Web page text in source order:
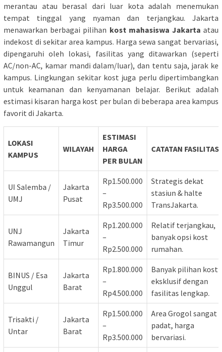
merantau atau berasal dari luar kota adalah menemukan
tempat tinggal yang nyaman dan terjangkau. Jakarta
menawarkan berbagai pilihan kost mahasiswa Jakarta atau
indekost di sekitar area kampus. Harga sewa sangat bervariasi,
dipengaruhi oleh lokasi, fasilitas yang ditawarkan (seperti
AC/non-AC, kamar mandi dalam/luar), dan tentu saja, jarak ke
kampus. Lingkungan sekitar kost juga perlu dipertimbangkan
untuk keamanan dan kenyamanan belajar. Berikut adalah
estimasi kisaran harga kost per bulan di beberapa area kampus
favorit di Jakarta.
LOKASI
KAMPUS
WILAYAH
ESTIMASI
HARGA
PER BULAN
CATATAN FASILITAS
UI Salemba /
UMJ
Jakarta
Pusat
Rp1.500.000
–
Rp3.500.000
Strategis dekat
stasiun & halte
TransJakarta.
UNJ
Rawamangun
Jakarta
Timur
Rp1.200.000
–
Rp2.500.000
Relatif terjangkau,
banyak opsi kost
rumahan.
BINUS / Esa
Unggul
Jakarta
Barat
Rp1.800.000
–
Rp4.500.000
Banyak pilihan kost
eksklusif dengan
fasilitas lengkap.
Trisakti /
Untar
Jakarta
Barat
Rp1.500.000
–
Rp3.500.000
Area Grogol sangat
padat, harga
bervariasi.